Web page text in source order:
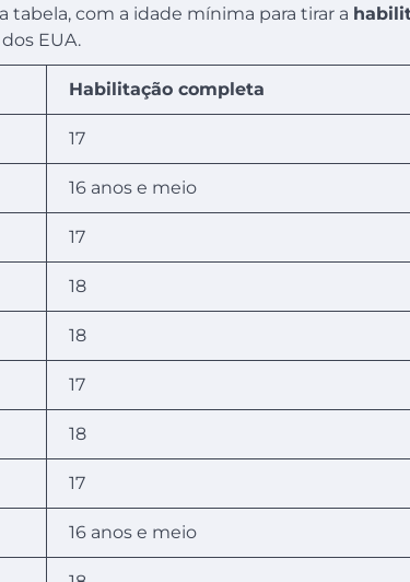
tabela, com a idade mínima para tirar a
EUA.
Habilitação completa
17
16 anos e meio
17
18
18
17
18
17
16 anos e meio